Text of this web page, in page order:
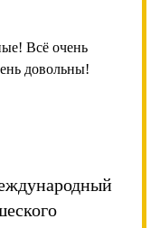
Всё очень
довольны!